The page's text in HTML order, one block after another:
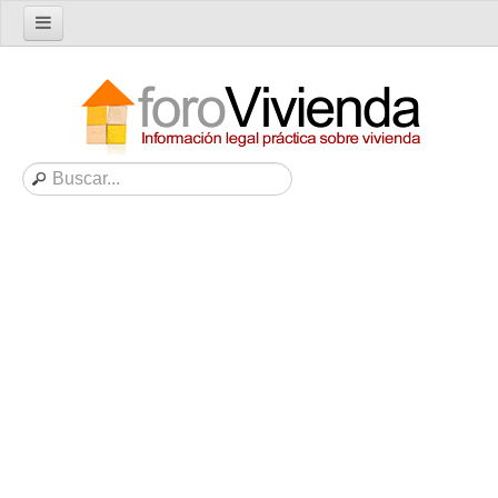
Nuevo tema
Buscar en el foro